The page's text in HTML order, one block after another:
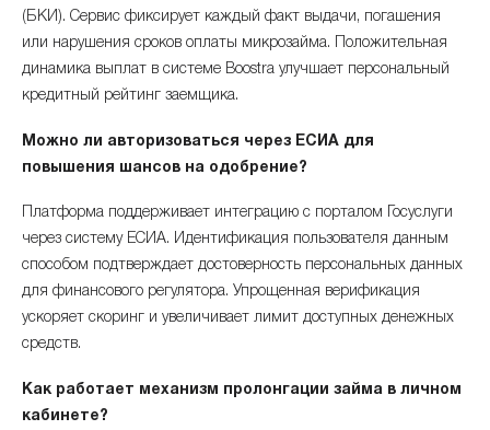
(БКИ). Сервис фиксирует каждый факт выдачи, погашения
или нарушения сроков оплаты микрозайма. Положительная
динамика выплат в системе Boostra улучшает персональный
кредитный рейтинг заемщика.
Можно ли авторизоваться через ЕСИА для
повышения шансов на одобрение?
Платформа поддерживает интеграцию с порталом Госуслуги
через систему ЕСИА. Идентификация пользователя данным
способом подтверждает достоверность персональных данных
для финансового регулятора. Упрощенная верификация
ускоряет скоринг и увеличивает лимит доступных денежных
средств.
Как работает механизм пролонгации займа в личном
кабинете?